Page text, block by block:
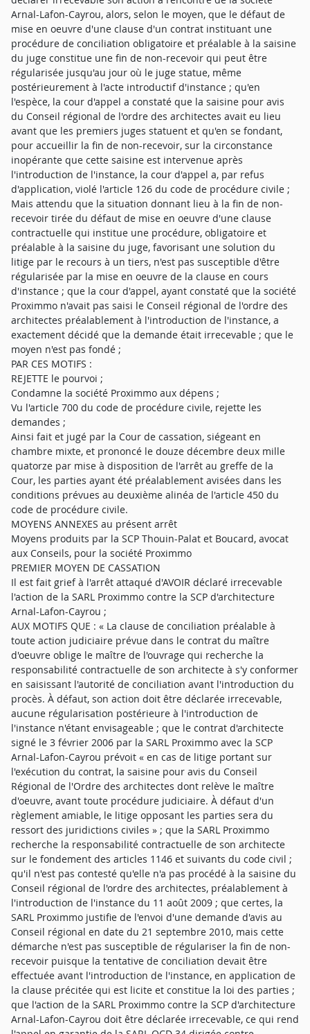
Arnal-Lafon-Cayrou, alors, selon le moyen, que le défaut de
mise en oeuvre d'une clause d'un contrat instituant une
procédure de conciliation obligatoire et préalable à la saisine
du juge constitue une fin de non-recevoir qui peut être
régularisée jusqu'au jour où le juge statue, même
postérieurement à l'acte introductif d'instance ; qu'en
l'espèce, la cour d'appel a constaté que la saisine pour avis
du Conseil régional de l'ordre des architectes avait eu lieu
avant que les premiers juges statuent et qu'en se fondant,
pour accueillir la fin de non-recevoir, sur la circonstance
inopérante que cette saisine est intervenue après
l'introduction de l'instance, la cour d'appel a, par refus
d'application, violé l'article 126 du code de procédure civile ;
Mais attendu que la situation donnant lieu à la fin de non-
recevoir tirée du défaut de mise en oeuvre d'une clause
contractuelle qui institue une procédure, obligatoire et
préalable à la saisine du juge, favorisant une solution du
litige par le recours à un tiers, n'est pas susceptible d'être
régularisée par la mise en oeuvre de la clause en cours
d'instance ; que la cour d'appel, ayant constaté que la société
Proximmo n'avait pas saisi le Conseil régional de l'ordre des
architectes préalablement à l'introduction de l'instance, a
exactement décidé que la demande était irrecevable ; que le
moyen n'est pas fondé ;
PAR CES MOTIFS :
REJETTE le pourvoi ;
Condamne la société Proximmo aux dépens ;
Vu l'article 700 du code de procédure civile, rejette les
demandes ;
Ainsi fait et jugé par la Cour de cassation, siégeant en
chambre mixte, et prononcé le douze décembre deux mille
quatorze par mise à disposition de l'arrêt au greffe de la
Cour, les parties ayant été préalablement avisées dans les
conditions prévues au deuxième alinéa de l'article 450 du
code de procédure civile.
MOYENS ANNEXES au présent arrêt
Moyens produits par la SCP Thouin-Palat et Boucard, avocat
aux Conseils, pour la société Proximmo
PREMIER MOYEN DE CASSATION
Il est fait grief à l'arrêt attaqué d'AVOIR déclaré irrecevable
l'action de la SARL Proximmo contre la SCP d'architecture
Arnal-Lafon-Cayrou ;
AUX MOTIFS QUE : « La clause de conciliation préalable à
toute action judiciaire prévue dans le contrat du maître
d'oeuvre oblige le maître de l'ouvrage qui recherche la
responsabilité contractuelle de son architecte à s'y conformer
en saisissant l'autorité de conciliation avant l'introduction du
procès. À défaut, son action doit être déclarée irrecevable,
aucune régularisation postérieure à l'introduction de
l'instance n'étant envisageable ; que le contrat d'architecte
signé le 3 février 2006 par la SARL Proximmo avec la SCP
Arnal-Lafon-Cayrou prévoit « en cas de litige portant sur
l'exécution du contrat, la saisine pour avis du Conseil
Régional de l'Ordre des architectes dont relève le maître
d'oeuvre, avant toute procédure judiciaire. À défaut d'un
règlement amiable, le litige opposant les parties sera du
ressort des juridictions civiles » ; que la SARL Proximmo
recherche la responsabilité contractuelle de son architecte
sur le fondement des articles 1146 et suivants du code civil ;
qu'il n'est pas contesté qu'elle n'a pas procédé à la saisine du
Conseil régional de l'ordre des architectes, préalablement à
l'introduction de l'instance du 11 août 2009 ; que certes, la
SARL Proximmo justifie de l'envoi d'une demande d'avis au
Conseil régional en date du 21 septembre 2010, mais cette
démarche n'est pas susceptible de régulariser la fin de non-
recevoir puisque la tentative de conciliation devait être
effectuée avant l'introduction de l'instance, en application de
la clause précitée qui est licite et constitue la loi des parties ;
que l'action de la SARL Proximmo contre la SCP d'architecture
Arnal-Lafon-Cayrou doit être déclarée irrecevable, ce qui rend